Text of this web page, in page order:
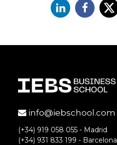
LinkedinFacebook
X
info@iebschool.com
(+34) 919 058 055 - Madrid
(+34) 931 833 199 - Barcelona